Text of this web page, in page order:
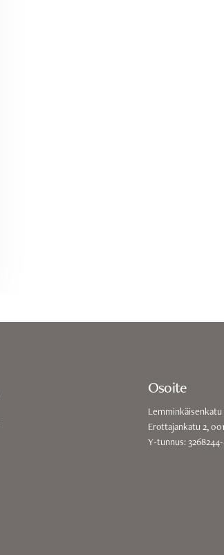
Osoite
Lemminkäisenkatu
Erottajankatu 2,
Y-tunnus: